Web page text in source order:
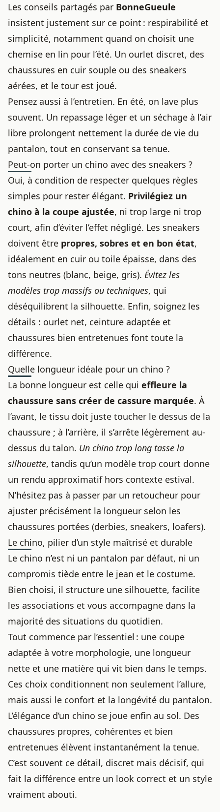
Les conseils partagés par BonneGueule
insistent justement sur ce point : respirabilité et
simplicité, notamment quand on choisit une
chemise en lin pour l’été. Un ourlet discret, des
chaussures en cuir souple ou des sneakers
aérées, et le tour est joué.
Pensez aussi à l’entretien. En été, on lave plus
souvent. Un repassage léger et un séchage à l’air
libre prolongent nettement la durée de vie du
pantalon, tout en conservant sa tenue.
Peut-on porter un chino avec des sneakers ?
Oui, à condition de respecter quelques règles
simples pour rester élégant. Privilégiez un
chino à la coupe ajustée, ni trop large ni trop
court, afin d’éviter l’effet négligé. Les sneakers
doivent être propres, sobres et en bon état,
idéalement en cuir ou toile épaisse, dans des
tons neutres (blanc, beige, gris). Évitez les
modèles trop massifs ou techniques, qui
déséquilibrent la silhouette. Enfin, soignez les
détails : ourlet net, ceinture adaptée et
chaussures bien entretenues font toute la
différence.
Quelle longueur idéale pour un chino ?
La bonne longueur est celle qui effleure la
chaussure sans créer de cassure marquée. À
l’avant, le tissu doit juste toucher le dessus de la
chaussure ; à l’arrière, il s’arrête légèrement au-
dessus du talon. Un chino trop long tasse la
silhouette, tandis qu’un modèle trop court donne
un rendu approximatif hors contexte estival.
N’hésitez pas à passer par un retoucheur pour
ajuster précisément la longueur selon les
chaussures portées (derbies, sneakers, loafers).
Le chino, pilier d’un style maîtrisé et durable
Le chino n’est ni un pantalon par défaut, ni un
compromis tiède entre le jean et le costume.
Bien choisi, il structure une silhouette, facilite
les associations et vous accompagne dans la
majorité des situations du quotidien.
Tout commence par l’essentiel : une coupe
adaptée à votre morphologie, une longueur
nette et une matière qui vit bien dans le temps.
Ces choix conditionnent non seulement l’allure,
mais aussi le confort et la longévité du pantalon.
L’élégance d’un chino se joue enfin au sol. Des
chaussures propres, cohérentes et bien
entretenues élèvent instantanément la tenue.
C’est souvent ce détail, discret mais décisif, qui
fait la différence entre un look correct et un style
vraiment abouti.